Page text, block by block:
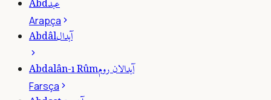
Abdعبد
Arapça
Abdâlآبدال
Abdalân-ı Rûmآبدالان روم
Farsça